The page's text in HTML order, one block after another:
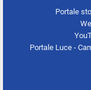
Portale
Portale Luce -